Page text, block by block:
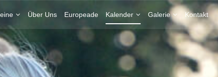
Über Uns Europeade Kalender Galerie Kontakt